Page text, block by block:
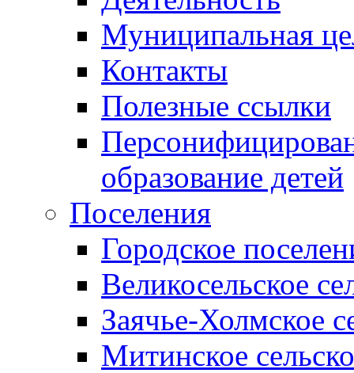
Муниципальная
Контакты
Полезные ссылки
образование детей
Поселения
Городское
Великосельское
Заячье-Холмское
Митинское